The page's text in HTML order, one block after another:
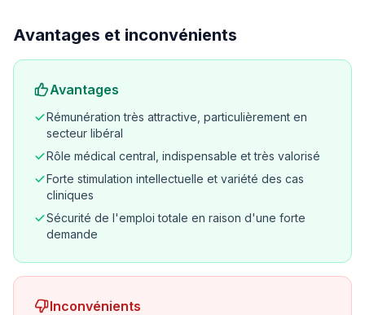
Avantages et inconvénients
Avantages
Rémunération très attractive, particulièrement en
secteur libéral
Rôle médical central, indispensable et très valorisé
Forte stimulation intellectuelle et variété des cas
cliniques
Sécurité de l'emploi totale en raison d'une forte
demande
Inconvénients